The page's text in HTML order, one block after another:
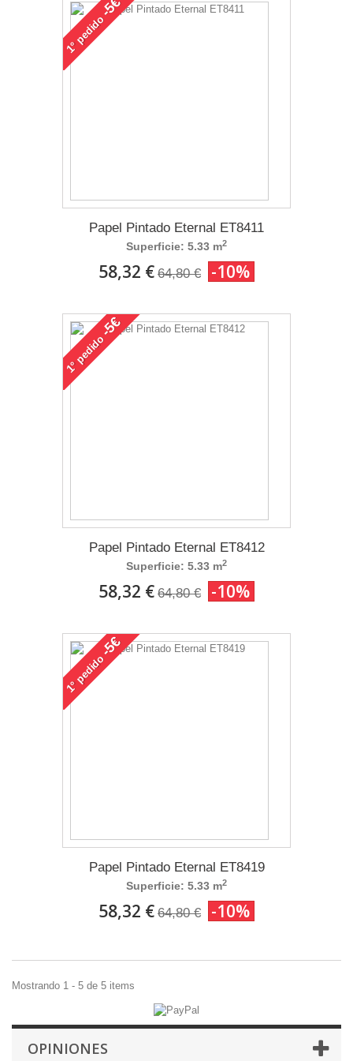
1°
pedido
-5€
Papel Pintado Eternal ET8411
Superficie: 5.33 m2
58,32 € 64,80 € -10%
1°
pedido
-5€
Papel Pintado Eternal ET8412
Superficie: 5.33 m2
58,32 € 64,80 € -10%
1°
pedido
-5€
Papel Pintado Eternal ET8419
Superficie: 5.33 m2
58,32 € 64,80 € -10%
Mostrando 1 - 5 de 5 items
OPINIONES